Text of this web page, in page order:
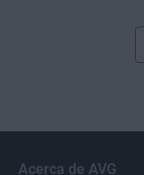
Acerca de AVG